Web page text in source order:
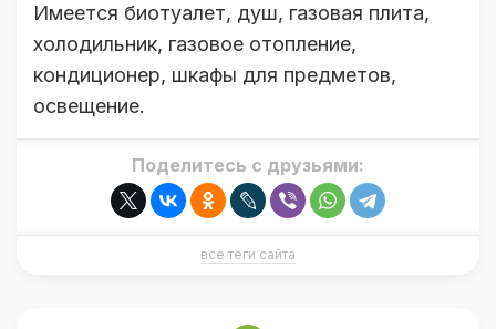
Имеется биотуалет, душ, газовая плита,
холодильник, газовое отопление,
кондиционер, шкафы для предметов,
освещение.
Поделитесь с друзьями:
все теги сайта